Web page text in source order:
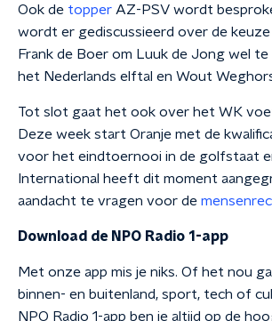
Ook de topper AZ-PSV wordt
wordt er gediscussieerd over de
Frank de Boer om Luuk de Jong wel
het Nederlands elftal en Wout
Tot slot gaat het ook over het WK
Deze week start Oranje met de
voor het eindtoernooi in de golfstaat
International heeft dit moment
aandacht te vragen voor de
Download de NPO Radio 1-app
Met onze app mis je niks. Of het nou
binnen- en buitenland, sport, tech of
NPO Radio 1-app ben je altijd op de